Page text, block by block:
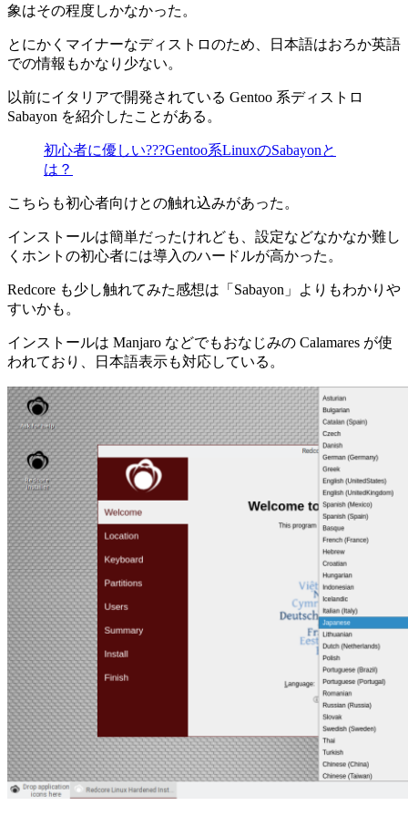
象はその程度しかなかった。
とにかくマイナーなディストロのため、日本語はおろか英語
での情報もかなり少ない。
以前にイタリアで開発されている Gentoo 系ディストロ
Sabayon を紹介したことがある。
初心者に優しい???Gentoo系LinuxのSabayonと
は？
こちらも初心者向けとの触れ込みがあった。
インストールは簡単だったけれども、設定などなかなか難し
くホントの初心者には導入のハードルが高かった。
Redcore も少し触れてみた感想は「Sabayon」よりもわかりや
すいかも。
インストールは Manjaro などでもおなじみの Calamares が使
われており、日本語表示も対応している。